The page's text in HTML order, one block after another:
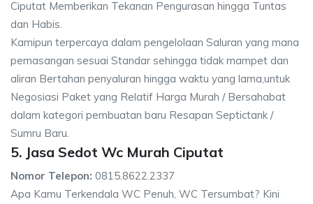
Ciputat Memberikan Tekanan Pengurasan hingga Tuntas
dan Habis.
Kamipun terpercaya dalam pengelolaan Saluran yang mana
pemasangan sesuai Standar sehingga tidak mampet dan
aliran Bertahan penyaluran hingga waktu yang lama,untuk
Negosiasi Paket yang Relatif Harga Murah / Bersahabat
dalam kategori pembuatan baru Resapan Septictank /
Sumru Baru.
5. Jasa Sedot Wc Murah Ciputat
Nomor Telepon: 0815.8622.2337
Apa Kamu Terkendala WC Penuh, WC Tersumbat? Kini